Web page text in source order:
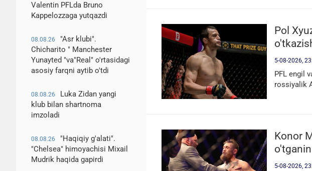
Valentin PFLda Bruno
Kappelozzaga yutqazdi
08.08.26
"Asr klubi".
Chicharito " Manchester
Yunayted "va"Real" o'rtasidagi
asosiy farqni aytib o'tdi
08.08.26
Luka Zidan yangi
klub bilan shartnoma
imzoladi
08.08.26
"Haqiqiy g'alati".
"Chelsea" himoyachisi Mixail
Mudrik haqida gapirdi
Pol
5-08-2026,
PFL engil
rossiyalik
Konor
5-08-2026,